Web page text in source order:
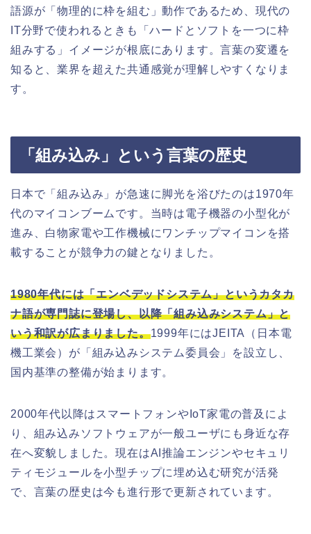
語源が「物理的に枠を組む」動作であるため、現代の
IT分野で使われるときも「ハードとソフトを一つに枠
組みする」イメージが根底にあります。言葉の変遷を
知ると、業界を超えた共通感覚が理解しやすくなりま
す。
「組み込み」という言葉の歴史
日本で「組み込み」が急速に脚光を浴びたのは1970年
代のマイコンブームです。当時は電子機器の小型化が
進み、白物家電や工作機械にワンチップマイコンを搭
載することが競争力の鍵となりました。
1980年代には「エンベデッドシステム」というカタカ
ナ語が専門誌に登場し、以降「組み込みシステム」と
いう和訳が広まりました。1999年にはJEITA（⽇本電
機⼯業会）が「組み込みシステム委員会」を設立し、
国内基準の整備が始まります。
2000年代以降はスマートフォンやIoT家電の普及によ
り、組み込みソフトウェアが一般ユーザにも身近な存
在へ変貌しました。現在はAI推論エンジンやセキュリ
ティモジュールを小型チップに埋め込む研究が活発
で、言葉の歴史は今も進行形で更新されています。